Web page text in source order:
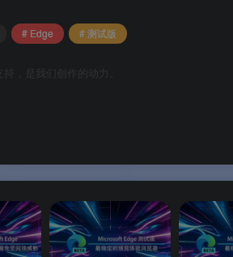
安装和管理测试版应用极其方便。
是否如预期般运作。
# Edge # 测试版
，是我们创作的动力。